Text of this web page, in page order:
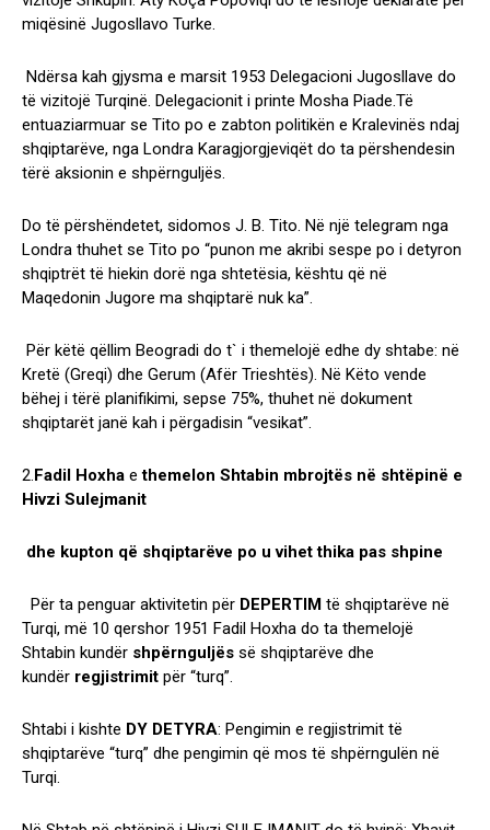
miqësinë Jugosllavo Turke.
Ndërsa kah gjysma e marsit 1953 Delegacioni Jugosllave do
të vizitojë Turqinë. Delegacionit i printe Mosha Piade.Të
entuaziarmuar se Tito po e zabton politikën e Kralevinës ndaj
shqiptarëve, nga Londra Karagjorgjeviqët do ta përshendesin
tërë aksionin e shpërnguljës.
Do të përshëndetet, sidomos J. B. Tito. Në një telegram nga
Londra thuhet se Tito po “punon me akribi sespe po i detyron
shqiptrët të hiekin dorë nga shtetësia, kështu që në
Maqedonin Jugore ma shqiptarë nuk ka”.
Për këtë qëllim Beogradi do t` i themelojë edhe dy shtabe: në
Kretë (Greqi) dhe Gerum (Afër Trieshtës). Në Këto vende
bëhej i tërë planifikimi, sepse 75%, thuhet në dokument
shqiptarët janë kah i përgadisin “vesikat”.
2.Fadil Hoxha ethemelon Shtabin mbrojtës në shtëpinë e
Hivzi Sulejmanit
dhe kupton që shqiptarëve po u vihet thika pas shpine
Për ta penguar aktivitetin për DEPERTIM të shqiptarëve në
Turqi, më 10 qershor 1951 Fadil Hoxha do ta themelojë
Shtabin kundër shpërnguljës së shqiptarëve dhe
kundër regjistrimit për “turq”.
Shtabi i kishte DY DETYRA: Pengimin e regjistrimit të
shqiptarëve “turq” dhe pengimin që mos të shpërngulën në
Turqi.